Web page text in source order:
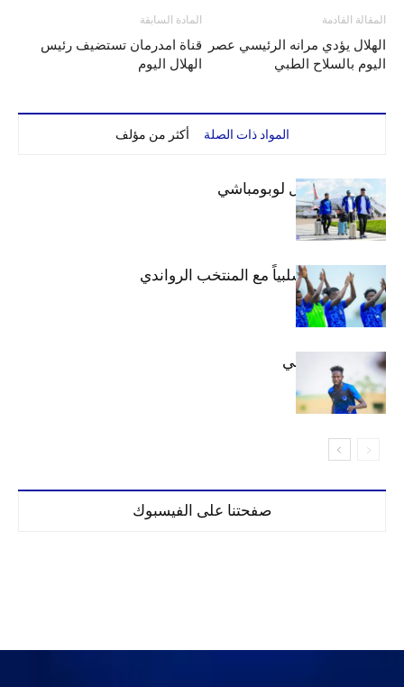
المادة السابقة
قناة امدرمان تستضيف رئيس
الهلال اليوم
المقالة القادمة
الهلال يؤدي مرانه الرئيسي عصر
اليوم بالسلاح الطبي
المواد ذات الصلة أكثر من مؤلف
بعثة الهلال تصل لوبومباشي
الهلال يتعادل سلبياً مع المنتخب الرواندي
إعدادياً
كنن يصل كيجالي
صفحتنا على الفيسبوك